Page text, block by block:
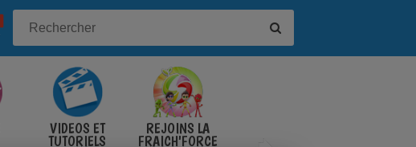
VIDÉOS ET
TUTORIELS
REJOINS LA
FRAICH'FORCE